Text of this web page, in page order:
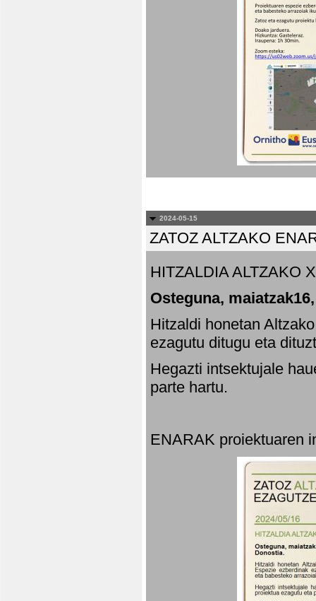
2024-05-15
ZATOZ ALTZAKO
HITZALDIA ALTZAKO
Osteguna,
Hitzaldi honetan
ezagutu ditugu eta
Hegazti intsektujale
parte hartu.
ENARAK proiektuaren